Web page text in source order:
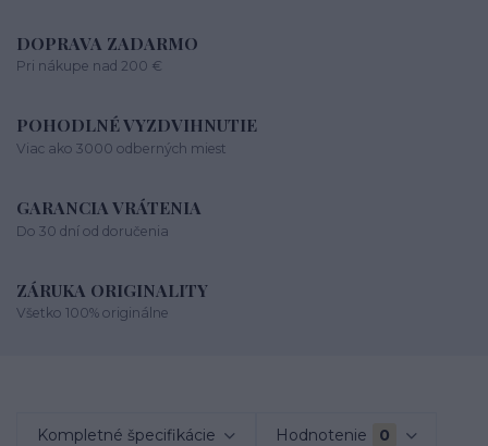
DOPRAVA ZADARMO
Pri nákupe nad 200 €
POHODLNÉ VYZDVIHNUTIE
Viac ako 3000 odberných miest
GARANCIA VRÁTENIA
Do 30 dní od doručenia
ZÁRUKA ORIGINALITY
Všetko 100% originálne
Kompletné špecifikácie Hodnotenie 0